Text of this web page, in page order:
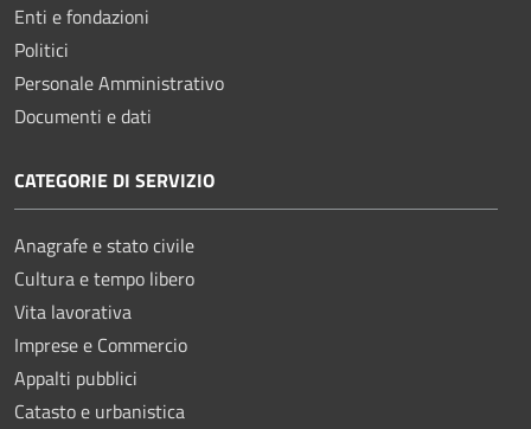
Enti e fondazioni
Politici
Personale Amministrativo
Documenti e dati
CATEGORIE DI SERVIZIO
Anagrafe e stato civile
Cultura e tempo libero
Vita lavorativa
Imprese e Commercio
Appalti pubblici
Catasto e urbanistica